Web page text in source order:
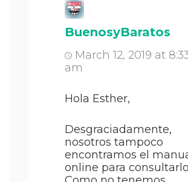
BuenosyBaratos
March 12, 2019 at
am
Hola Esther,
Desgraciadamente,
nosotros tampoco
encontramos el
online para